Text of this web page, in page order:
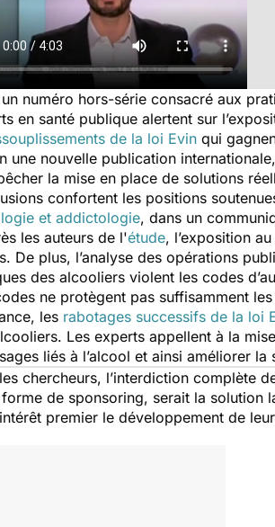
un numéro hors-série consacré aux
en santé publique alertent sur
de la loi Evin qui
une nouvelle publication
la mise en place de solutions
confortent les positions
et addictologie, dans un
les auteurs de l'étude, l’exposition
De plus, l’analyse des opérations
des alcooliers violent les codes
ne protègent pas suffisamment
les rabotages successifs de la loi
Les experts appellent à la
liés à l’alcool et ainsi améliorer
chercheurs, l’interdiction complète
de sponsoring, serait la solution
premier le développement de